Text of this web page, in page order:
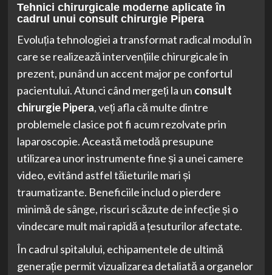
Tehnici chirurgicale moderne aplicate în
cadrul unui consult chirurgie Pipera
Evoluția tehnologiei a transformat radical modul în
care se realizează intervențiile chirurgicale în
prezent, punând un accent major pe confortul
pacientului. Atunci când mergeți la un consult
chirurgie Pipera, veți afla că multe dintre
problemele clasice pot fi acum rezolvate prin
laparoscopie. Această metodă presupune
utilizarea unor instrumente fine și a unei camere
video, evitând astfel tăieturile mari și
traumatizante. Beneficiile includ o pierdere
minimă de sânge, riscuri scăzute de infecție și o
vindecare mult mai rapidă a țesuturilor afectate.
În cadrul spitalului, echipamentele de ultimă
generație permit vizualizarea detaliată a organelor